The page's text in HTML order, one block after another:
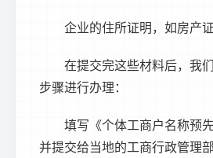
企业的住所证明，如房产
在提交完这些材料后，我
步骤进行办理：
填写《个体工商户名称预
并提交给当地的工商行政管理